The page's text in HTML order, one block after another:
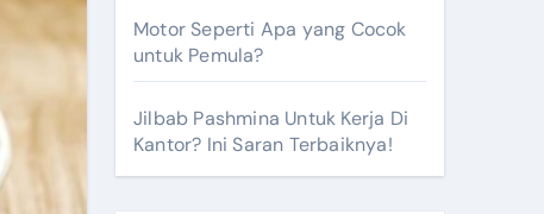
Motor Seperti Apa yang Cocok
untuk Pemula?
Jilbab Pashmina Untuk Kerja Di
Kantor? Ini Saran Terbaiknya!